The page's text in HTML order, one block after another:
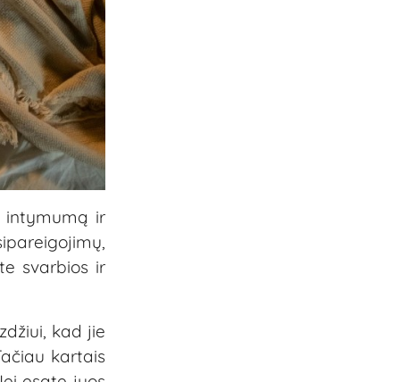
intymumą ir
svarbios ir
kad jie
kartais